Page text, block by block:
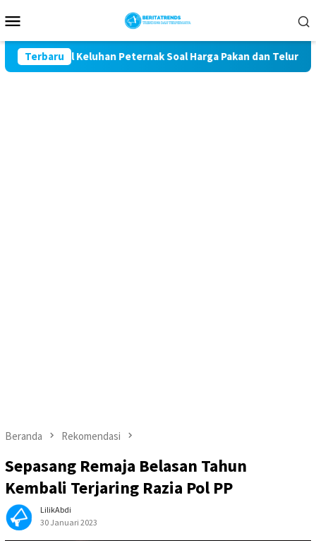
ke
Mobile
Terbaru
Kawal Keluhan Peternak Soal Harga Pakan dan Telur
Beranda Rekomendasi
Sepasang Remaja Belasan Tahun
Kembali Terjaring Razia Pol PP
LilikAbdi
30 Januari 2023